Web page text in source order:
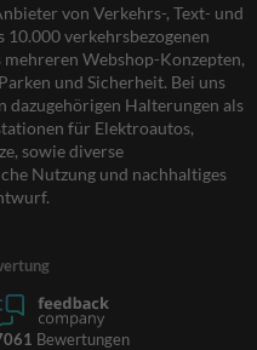
von Verkehrs-, Text- und
verkehrsbezogenen
Webshop-Konzepten,
und Sicherheit. Bei uns
dazugehörigen Halterungen als
für Elektroautos,
sowie diverse
Nutzung und nachhaltiges
Bewertungen